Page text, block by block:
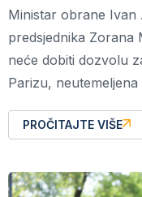
Ministar obrane Ivan
predsjednika Zorana
neće dobiti dozvolu
Parizu,
PROČITAJTE VIŠE